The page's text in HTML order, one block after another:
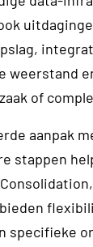
weerstand
of
aanpak
stappen
specifieke